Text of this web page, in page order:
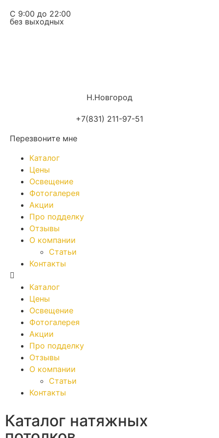
С 9:00 до 22:00
без выходных
Н.Новгород
+7(831) 211-97-51
Перезвоните мне
Каталог
Цены
Освещение
Фотогалерея
Акции
Про подделку
Отзывы
О компании
Статьи
Контакты
Каталог
Цены
Освещение
Фотогалерея
Акции
Про подделку
Отзывы
О компании
Статьи
Контакты
Каталог натяжных